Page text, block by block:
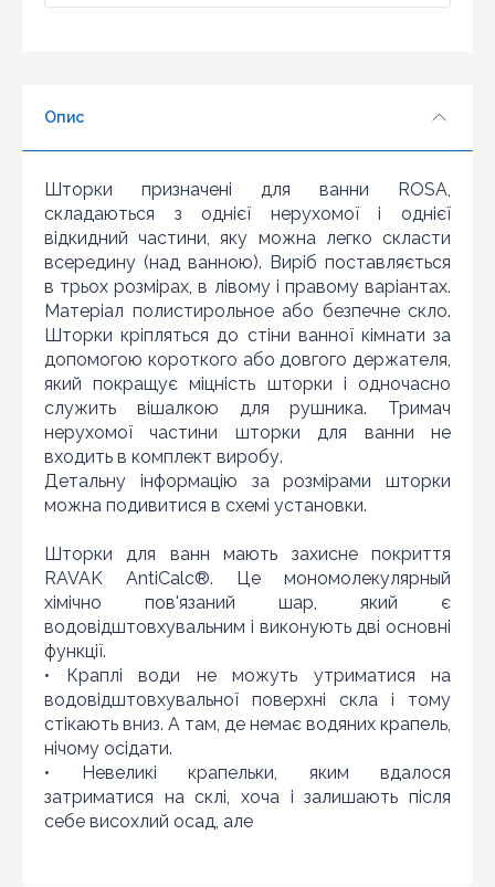
3
7
8
9
10
Опис
Шторки призначені для ванни ROSA,
складаються з однієї нерухомої і однієї
відкидний частини, яку можна легко скласти
всередину (над ванною). Виріб поставляється
в трьох розмірах, в лівому і правому варіантах.
Матеріал полистирольное або безпечне скло.
Шторки кріпляться до стіни ванної кімнати за
допомогою короткого або довгого держателя,
який покращує міцність шторки і одночасно
служить вішалкою для рушника. Тримач
нерухомої частини шторки для ванни не
входить в комплект виробу.
Детальну інформацію за розмірами шторки
можна подивитися в схемі установки.
Шторки для ванн мають захисне покриття
RAVAK AntiCalc®. Це мономолекулярный
хімічно пов'язаний шар, який є
водовідштовхувальним і виконують дві основні
функції.
• Краплі води не можуть утриматися на
водовідштовхувальної поверхні скла і тому
стікають вниз. А там, де немає водяних крапель,
нічому осідати.
• Невеликі крапельки, яким вдалося
затриматися на склі, хоча і залишають після
себе висохлий осад, але
Знайшли дешевше?
по інтернету знайшли ціну потрібного Вам товару
дешевше ніж у нас ... дайте нам знати, і ми будемо
раді запропонувати вигіднішу для Вас ціну (за умови,
що товар даної моделі повинен бути у конкурента в
наявності і ціна на даний товар в іншому інтернет-
магазині актуальна і діюча)
Оновити капчу
Надіслати